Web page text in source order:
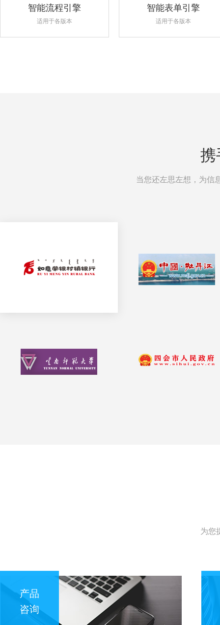
智能流程引擎
适用于各版本
智能表单引擎
适用于各版本
携
当您还左思左想，为信
为您
产品
咨询